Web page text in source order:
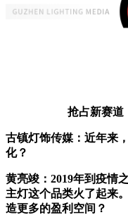
抢占新赛道
古镇灯饰传媒： 近年来
化？
黄亮竣 ：2019年到疫情
主灯这个品类火了起来
造更多的盈利空间？